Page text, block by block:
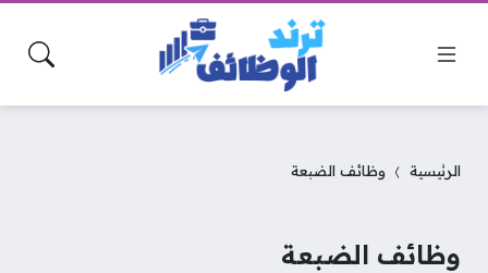
الرئيسية وظائف الضبعة
وظائف الضبعة